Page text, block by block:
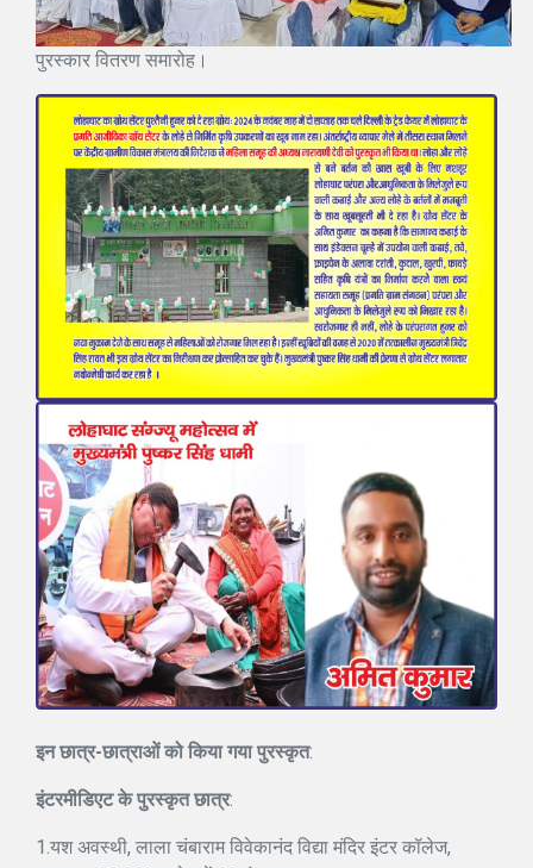
पुरस्कार वितरण समारोह।
इन छात्र-छात्राओं को किया गया पुरस्कृत:
इंटरमीडिएट के पुरस्कृत छात्र:
1.यश अवस्थी, लाला चंबाराम विवेकानंद विद्या मंदिर इंटर कॉलेज,